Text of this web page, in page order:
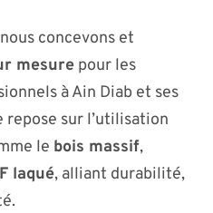
concevons et
mesure pour les
à Ain Diab et ses
sur l’utilisation
le bois massif,
laqué, alliant durabilité,